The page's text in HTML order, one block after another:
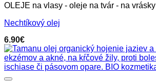
OLEJE na vlasy - oleje na tvár - na vrásky
Nechtíkový olej
6.90€